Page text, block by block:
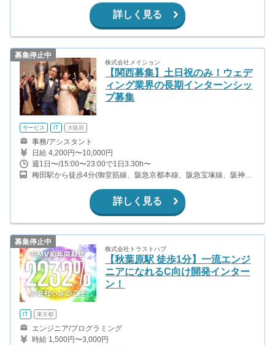
詳しく見る
募集停止中
株式会社メイション
【関西募集】土日祝のみ！ウェデ
ィング業界の長期インターンシッ
プ募集
サービス IT 大阪府
事務/アシスタント
日給 4,200円〜10,000円
週1日〜/15:00〜23:00で1日3.30h〜
梅田駅から徒歩4分(御堂筋線、阪急京都本線、阪急宝塚線、阪神本
梅田駅から徒歩9分(谷町線)
詳しく見る
募集停止中
株式会社トラストハブ
【秋葉原駅 徒歩1分】一流エンジ
ニアになれるC向け開発インター
ン！
IT 東京都
エンジニア/プログラミング
時給 1,500円〜3,000円